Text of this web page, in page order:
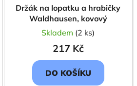
Držák na lopatku a hrabičky
Waldhausen, kovový
Skladem (2 ks)
217 Kč
DO KOŠÍKU